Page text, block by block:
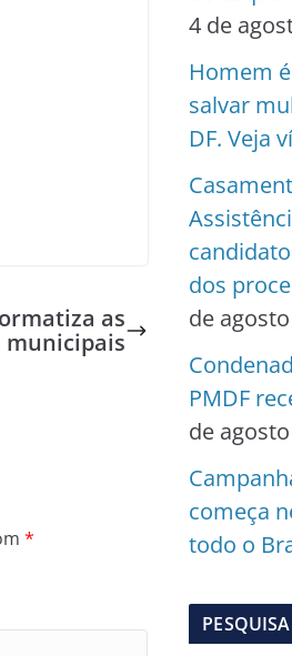
as
municipais
*
4 de
Homem
salvar
DF. Veja
dos
de
PMDF
de
começa
todo o